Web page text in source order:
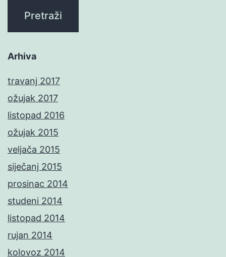
Arhiva
travanj 2017
ožujak 2017
listopad 2016
ožujak 2015
veljača 2015
siječanj 2015
prosinac 2014
studeni 2014
listopad 2014
rujan 2014
kolovoz 2014